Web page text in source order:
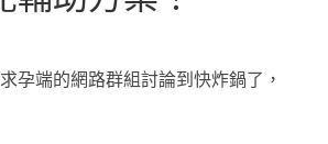
孕端的網路群組討論到快炸鍋了，